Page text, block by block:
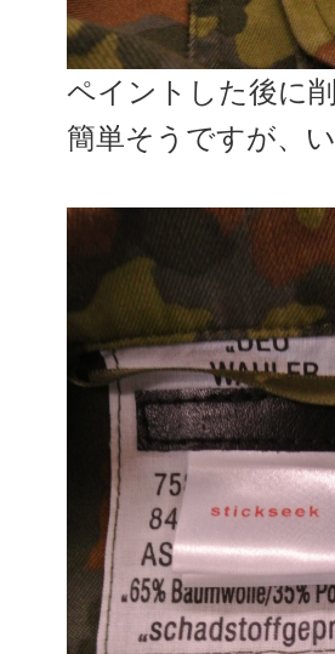
ペイントした後に
簡単そうですが、